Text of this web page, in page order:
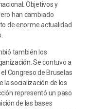
Objetivos y
han cambiado
de enorme actualidad
también los
Se contuvo a
Congreso de Bruselas
la socialización de los
representó un paso
de las bases